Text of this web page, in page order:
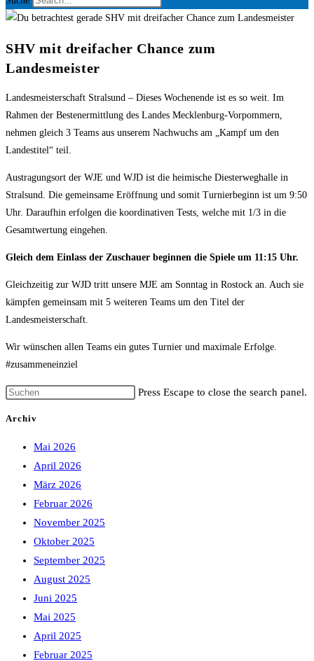
SHV mit dreifacher Chance zum
Landesmeister
Landesmeisterschaft Stralsund – Dieses Wochenende ist es so weit. Im
Rahmen der Bestenermittlung des Landes Mecklenburg-Vorpommern,
nehmen gleich 3 Teams aus unserem Nachwuchs am „Kampf um den
Landestitel“ teil.
Austragungsort der WJE und WJD ist die heimische Diesterweghalle in
Stralsund. Die gemeinsame Eröffnung und somit Turnierbeginn ist um 9:50
Uhr. Daraufhin erfolgen die koordinativen Tests, welche mit 1/3 in die
Gesamtwertung eingehen.
Gleich dem Einlass der Zuschauer beginnen die Spiele um 11:15 Uhr.
Gleichzeitig zur WJD tritt unsere MJE am Sonntag in Rostock an. Auch sie
kämpfen gemeinsam mit 5 weiteren Teams um den Titel der
Landesmeisterschaft.
Wir wünschen allen Teams ein gutes Turnier und maximale Erfolge.
#zusammeneinziel
Press Escape to close the search panel.
Archiv
Mai 2026
April 2026
März 2026
Februar 2026
November 2025
Oktober 2025
September 2025
August 2025
Juni 2025
Mai 2025
April 2025
Februar 2025